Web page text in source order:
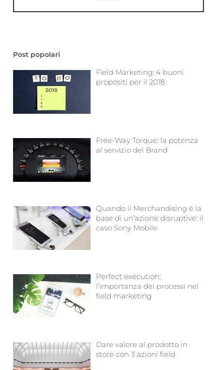
Post popolari
Field Marketing: 4 buoni
propositi per il 2018
Free-Way Torque: la potenza
al servizio dei Brand
Quando il Merchandising è la
base di un’azione disruptive: il
caso Sony Mobile
Perfect execution:
l’importanza dei processi nel
field marketing
Dare valore al prodotto in
store con 3 azioni field